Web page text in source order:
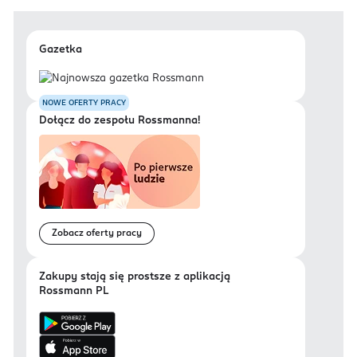
Gazetka
NOWE OFERTY PRACY
Dołącz do zespołu Rossmanna!
Zobacz oferty pracy
Zakupy stają się prostsze z aplikacją
Rossmann PL